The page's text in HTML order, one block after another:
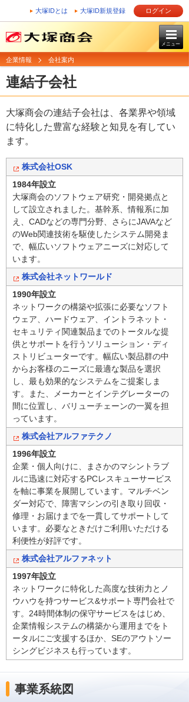
大塚IDとは 大塚ID新規登録 ログイン
メニュー
企業情報 会社案内
連結子会社
大塚商会の連結子会社は、各業界や領域
に特化した豊富な経験と知見を有してい
ます。
株式会社OSK
1984年設立
大塚商会のソフトウェア研究・開発拠点と
して設立されました。基幹系、情報系に加
え、CADなどの専門分野、さらにJAVAなど
のWeb関連技術を駆使したシステム開発ま
で、幅広いソフトウェアニーズに対応して
います。
株式会社ネットワールド
1990年設立
ネットワークの構築や拡張に必要なソフト
ウェア、ハードウェア、イントラネット・
セキュリティ関連製品までのトータルな提
供とサポートを行うソリューション・ディ
ストリビューターです。幅広い製品群の中
からお客様のニーズに最適な製品を選択
し、最も効果的なシステムをご提案しま
す。また、メーカーとインテグレーターの
間に位置し、バリューチェーンの一翼を担
っています。
株式会社アルファテクノ
1996年設立
企業・個人向けに、まさかのマシントラブ
ルに迅速に対応するPCレスキューサービス
を軸に事業を展開しています。マルチベン
ダー対応で、障害マシンの引き取り回収・
修理・お届けまでを一貫してサポートして
います。必要なときだけご利用いただける
利便性が好評です。
株式会社アルファネット
1997年設立
ネットワークに特化した高度な技術力とノ
ウハウを持つサービス&サポート専門会社で
す。24時間体制の保守サービスをはじめ、
企業情報システムの構築から運用までをト
ータルにご支援するほか、SEのアウトソー
シングビジネスも行っています。
事業系統図